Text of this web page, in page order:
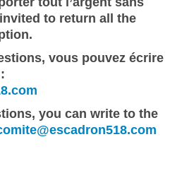
to return all the
vous pouvez écrire
you can write to the